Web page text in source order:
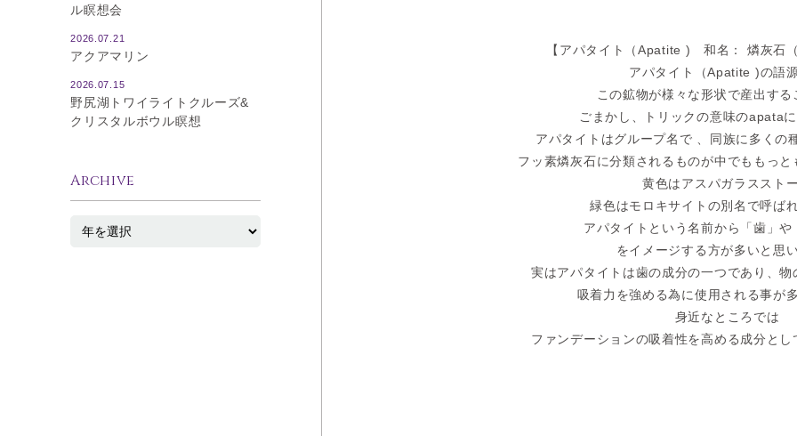
【アパタイト（Apatite ) 和名： 燐灰石
アパタイト（Apatite )の語
この鉱物が様々な形状で産出する
ごまかし、トリックの意味のapataに
アパタイトはグループ名で 、同族に多くの
フッ素燐灰石に分類されるものが中でももっと
黄色はアスパガラススト
緑色はモロキサイトの別名で呼ば
アパタイトという名前から「歯」や
をイメージする方が多いと思い
実はアパタイトは歯の成分の一つであり、物
吸着力を強める為に使用される事が
身近なところでは
ファンデーションの吸着性を高める成分とし
ル瞑想会
2026.07.21
アクアマリン
2026.07.15
野尻湖トワイライトクルーズ&
クリスタルボウル瞑想
Archive